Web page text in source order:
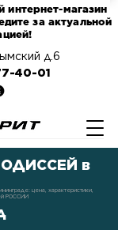
д.6
40-01
интернет-магазин
за актуальной
ОДИССЕЙ в
цена, характеристики,
РОССИИ